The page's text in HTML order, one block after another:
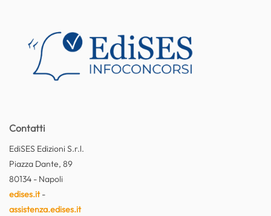
Contatti
EdiSES Edizioni S.r.l.
Piazza Dante, 89
80134 - Napoli
edises.it-
assistenza.edises.it